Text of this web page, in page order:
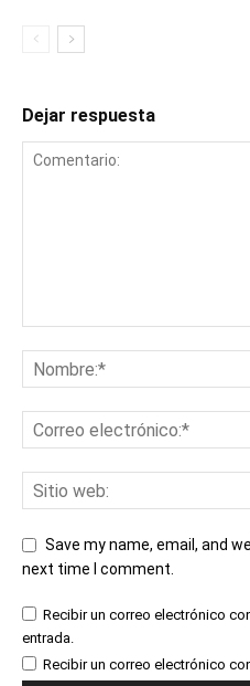
Dejar respuesta
Save my name, email, and
next time I comment.
Recibir un correo electrónico
entrada.
Recibir un correo electrónico